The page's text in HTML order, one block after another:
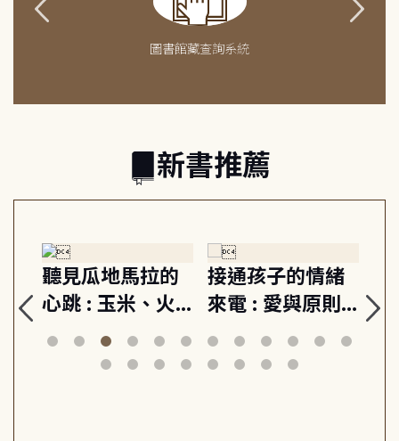
圖書館藏查詢系統
新書推薦
聽見瓜地馬拉的
心跳 : 玉米、火
山與信仰, 外交官
筆下的現代馬雅
接通孩子的情緒
來電 : 愛與原則,
建立教養的安定
節奏 22個行動練
關